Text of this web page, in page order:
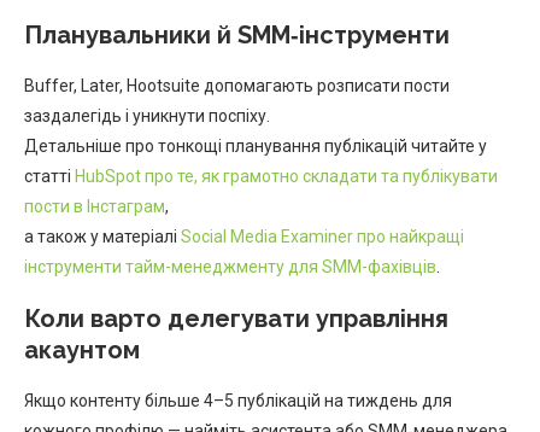
Планувальники й SMM‑інструменти
Buffer, Later, Hootsuite допомагають розписати пости
заздалегідь і уникнути поспіху.
Детальніше про тонкощі планування публікацій читайте у
статті HubSpot про те, як грамотно складати та публікувати
пости в Інстаграм,
а також у матеріалі Social Media Examiner про найкращі
інструменти тайм-менеджменту для SMM-фахівців
Коли варто делегувати управління
акаунтом
Якщо контенту більше 4–5 публікацій на тиждень для